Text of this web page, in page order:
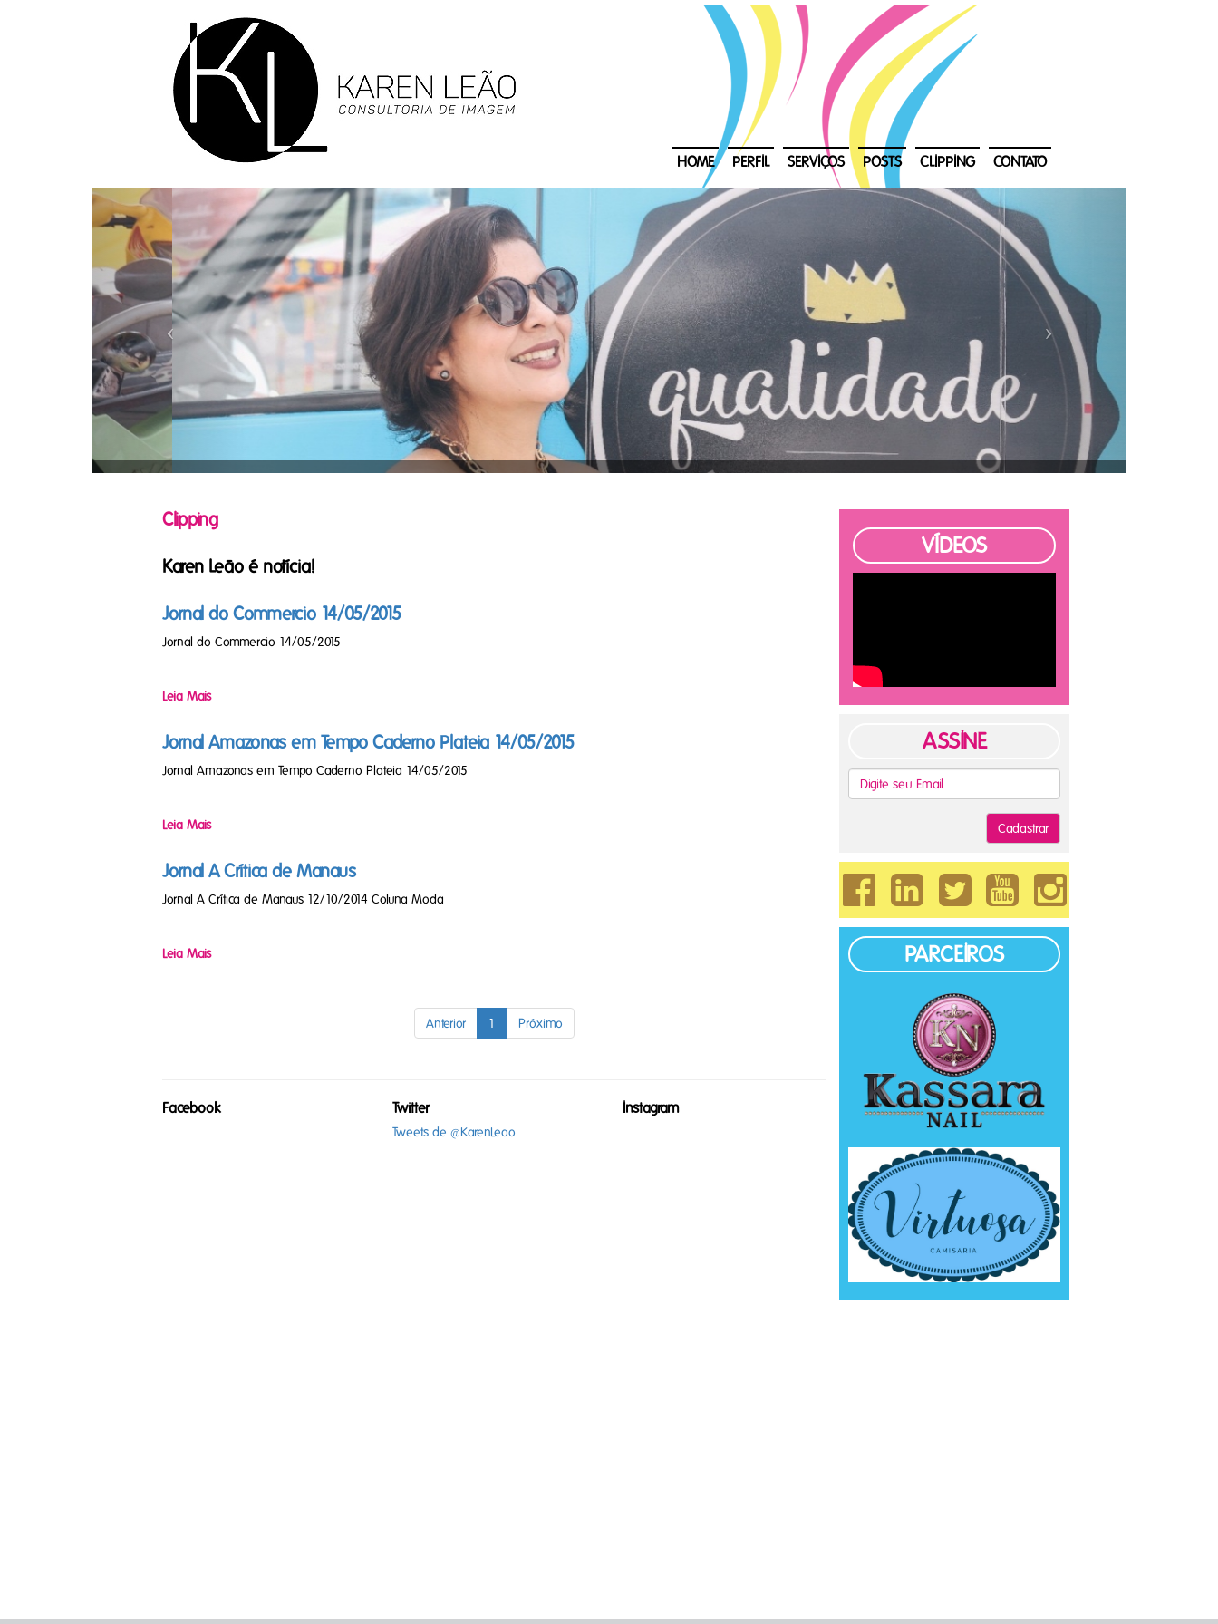
HOME PERFIL SERVIÇOS POSTS CLIPPING CONTATO
Clipping
Karen Leão é notícia!
Jornal do Commercio 14/05/2015
Jornal do Commercio 14/05/2015
Leia Mais
Jornal Amazonas em Tempo Caderno Plateia 14/05/2015
Jornal Amazonas em Tempo Caderno Plateia 14/05/2015
Leia Mais
Jornal A Crítica de Manaus
Jornal A Crítica de Manaus 12/10/2014 Coluna Moda
Leia Mais
Anterior 1 Próximo
Facebook Twitter
Tweets de @KarenLeao
Instagram
VÍDEOS
ASSINE
Cadastrar
PARCEIROS